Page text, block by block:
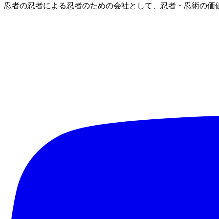
忍者の忍者による忍者のための会社として、忍者・忍術の価